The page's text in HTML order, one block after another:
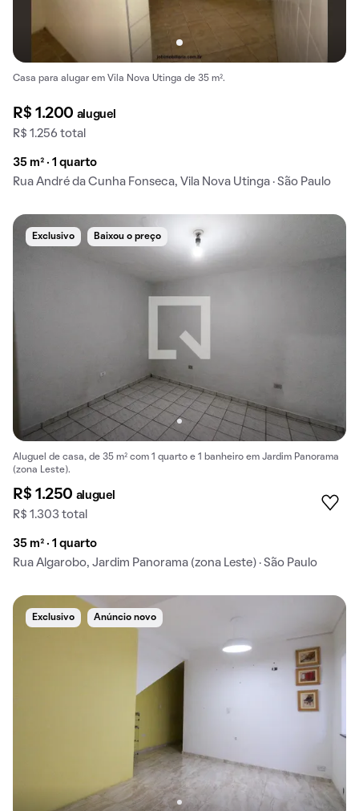
Casa para alugar em Vila Nova Utinga de 35 m².
R$ 1.200 aluguel
R$ 1.256 total
35 m² · 1 quarto
Rua André da Cunha Fonseca, Vila Nova Utinga · São Paulo
Exclusivo Baixou o preço
Aluguel de casa, de 35 m² com 1 quarto e 1 banheiro em Jardim Panorama
(zona Leste).
R$ 1.250 aluguel
R$ 1.303 total
35 m² · 1 quarto
Rua Algarobo, Jardim Panorama (zona Leste) · São Paulo
Exclusivo Anúncio novo